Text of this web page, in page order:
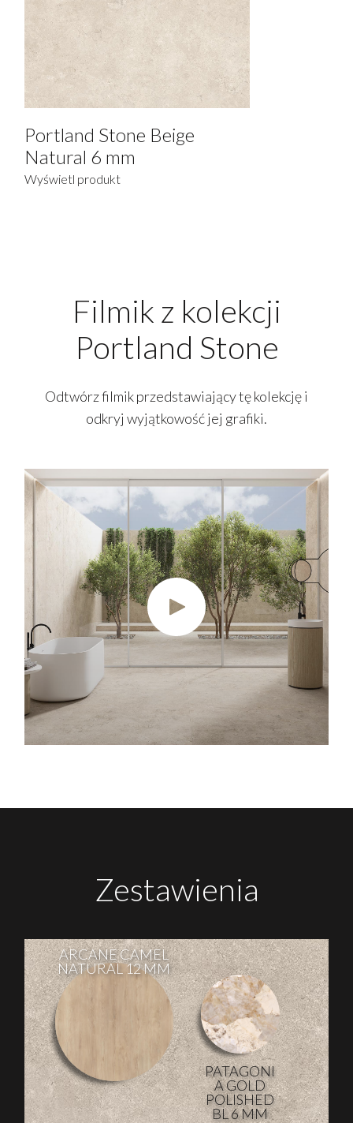
Portland Stone Beige
Natural 6 mm
Wyświetl produkt
Filmik z kolekcji
Portland Stone
Odtwórz filmik przedstawiający tę kolekcję i
odkryj wyjątkowość jej grafiki.
Zestawienia
PATAGONI
A GOLD
POLISHED
BL 6 MM
ARCANE CAMEL
NATURAL 12 MM